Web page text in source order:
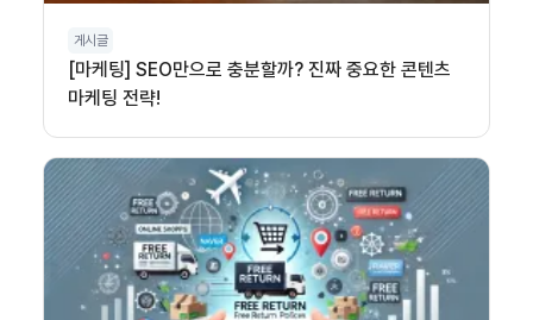
게시글
[마케팅] SEO만으로 충분할까? 진짜 중요한 콘텐츠
마케팅 전략!